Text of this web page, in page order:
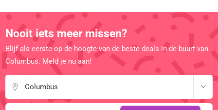
Nooit iets meer missen?
Blijf als eerste op de hoogte van de beste deals in de buurt van
Columbus. Meld je nu aan!
Columbus